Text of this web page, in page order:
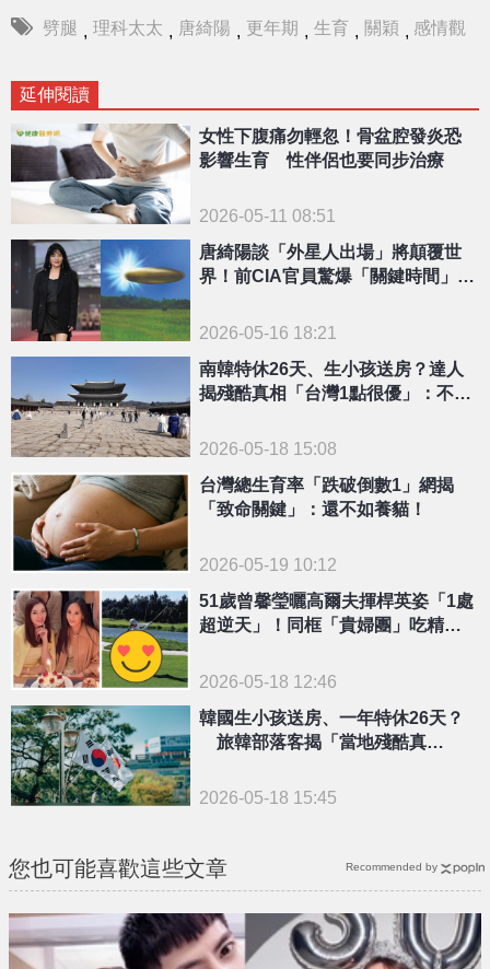
劈腿 , 理科太太 , 唐綺陽 , 更年期 , 生育 , 關穎 , 感情觀
延伸閱讀
女性下腹痛勿輕忽！骨盆腔發炎恐
影響生育 性伴侶也要同步治療
2026-05-11 08:51
唐綺陽談「外星人出場」將顛覆世
界！前CIA官員驚爆「關鍵時間」正
2026-05-16 18:21
南韓特休26天、生小孩送房？達人
揭殘酷真相「台灣1點很優」：不容
2026-05-18 15:08
台灣總生育率「跌破倒數1」網揭
「致命關鍵」：還不如養貓！
2026-05-19 10:12
51歲曾馨瑩曬高爾夫揮桿英姿「1處
超逆天」！同框「貴婦團」吃精緻
2026-05-18 12:46
韓國生小孩送房、一年特休26天？
旅韓部落客揭「當地殘酷真
2026-05-18 15:45
您也可能喜歡這些文章 Recommended by